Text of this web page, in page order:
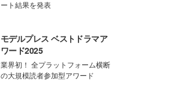
ート結果を発表
モデルプレス ベストドラマア
ワード2025
業界初！ 全プラットフォーム横断
の大規模読者参加型アワード